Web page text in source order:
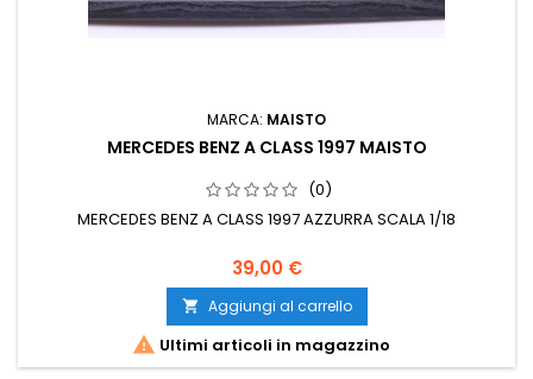
MARCA: MAISTO
MERCEDES BENZ A CLASS 1997 MAISTO
(0)
MERCEDES BENZ A CLASS 1997 AZZURRA SCALA 1/18
39,00 €
 Aggiungi al carrello
 Ultimi articoli in magazzino